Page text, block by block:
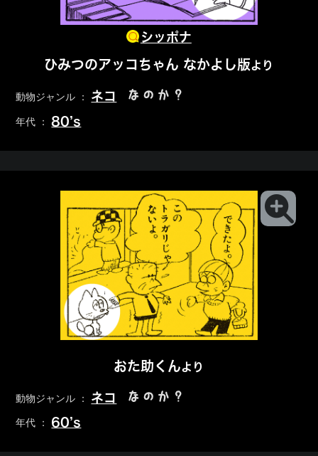
シッポナ
ひみつのアッコちゃん なかよし版より
動物ジャンル ： ネコ なのか？
年代 ： 80’s
おた助くんより
動物ジャンル ： ネコ なのか？
年代 ： 60’s